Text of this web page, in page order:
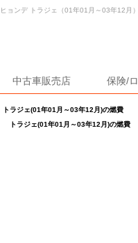
中古車販売店 保険/
トラジェ(01年01月～03年12月)の燃費
トラジェ(01年01月～03年12月)の燃費
ヒョンデ トラジェ（01年01月～03年12月